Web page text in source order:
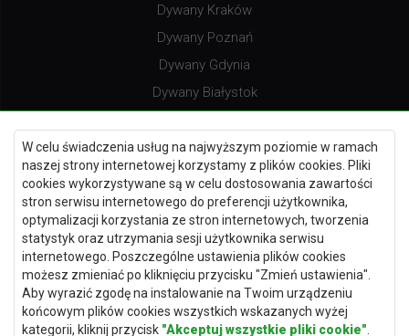
W celu świadczenia usług na najwyższym poziomie w ramach
naszej strony internetowej korzystamy z plików cookies. Pliki
cookies wykorzystywane są w celu dostosowania zawartości
stron serwisu internetowego do preferencji użytkownika,
optymalizacji korzystania ze stron internetowych, tworzenia
statystyk oraz utrzymania sesji użytkownika serwisu
internetowego. Poszczególne ustawienia plików cookies
możesz zmieniać po kliknięciu przycisku "Zmień ustawienia".
Aby wyrazić zgodę na instalowanie na Twoim urządzeniu
końcowym plików cookies wszystkich wskazanych wyżej
kategorii, kliknij przycisk "Akceptuj wszystkie pliki cookie"
Dywany Kraków
Dywany Poznań
Dywany Gdynia
Dywany Białystok
Dywany Kielce
Dywany Gdańsk
Dywany Toruń
Dywany Bydgoszcz